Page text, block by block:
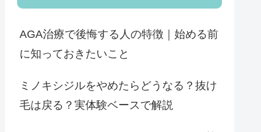
AGA治療で後悔する人の特徴｜始める前
に知っておきたいこと
ミノキシジルをやめたらどうなる？抜け
毛は戻る？実体験ベースで解説